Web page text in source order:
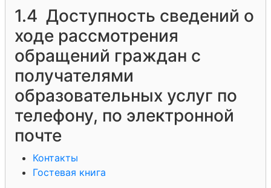
1.4 Доступность сведений о
ходе рассмотрения
обращений граждан с
получателями
образовательных услуг по
телефону, по электронной
почте
Контакты
Гостевая книга